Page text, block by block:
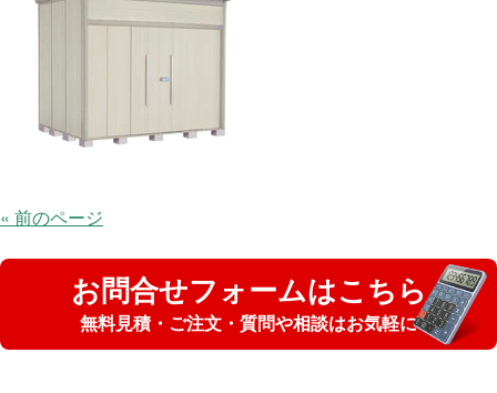
« 前のページ
お問合せフォームはこちら
無料見積・ご注文・質問や相談はお気軽に